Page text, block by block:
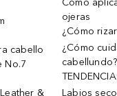
cabello
No.7
&
Cómo
ojeras
¿Cómo
¿Cómo
cabellundo?
Labios